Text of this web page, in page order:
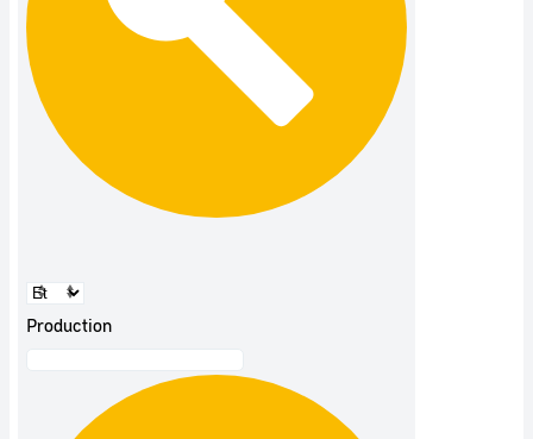
Production